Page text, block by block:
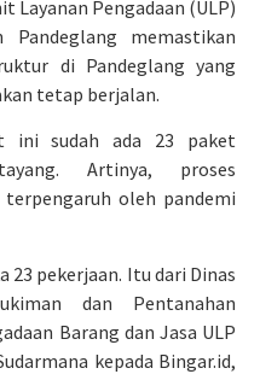
Layanan Pengadaan (ULP)
memastikan
di Pandeglang yang
tetap berjalan.
ini sudah ada 23 paket
Artinya, proses
oleh pandemi
23 pekerjaan. Itu dari Dinas
dan Pentanahan
Barang dan Jasa ULP
kepada Bingar.id,